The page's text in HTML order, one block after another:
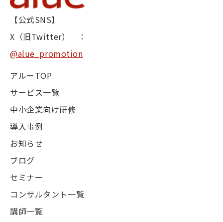
【公式SNS】
X（旧Twitter） ：
@alue_promotion
アルーTOP
サービス一覧
中小企業向け研修
導入事例
お知らせ
ブログ
セミナー
コンサルタント一覧
講師一覧